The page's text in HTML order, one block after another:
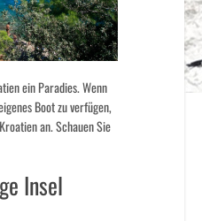
ein Paradies. Wenn
Boot zu verfügen,
an. Schauen Sie
Insel